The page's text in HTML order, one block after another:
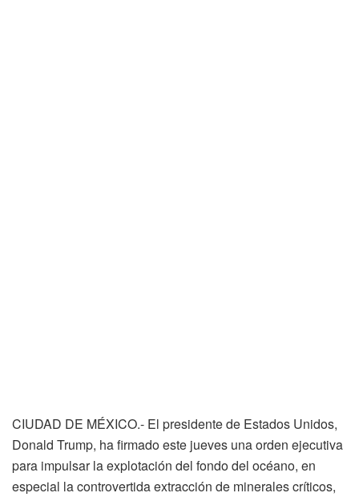
CIUDAD DE MÉXICO.- El presidente de Estados Unidos,
Donald Trump, ha firmado este jueves una orden ejecutiva
para impulsar la explotación del fondo del océano, en
especial la controvertida extracción de minerales críticos,